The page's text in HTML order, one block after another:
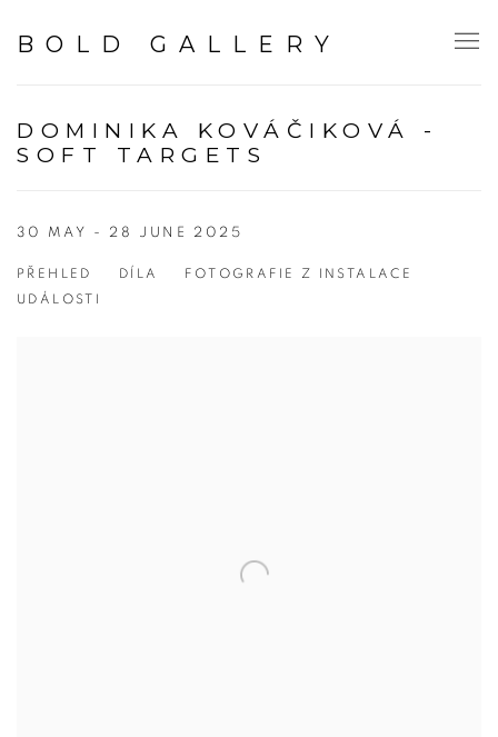
BOLD GALLERY
DOMINIKA KOVÁČIKOVÁ -
SOFT TARGETS
30 MAY - 28 JUNE 2025
PŘEHLED DÍLA
FOTOGRAFIE Z INSTALACE
UDÁLOSTI